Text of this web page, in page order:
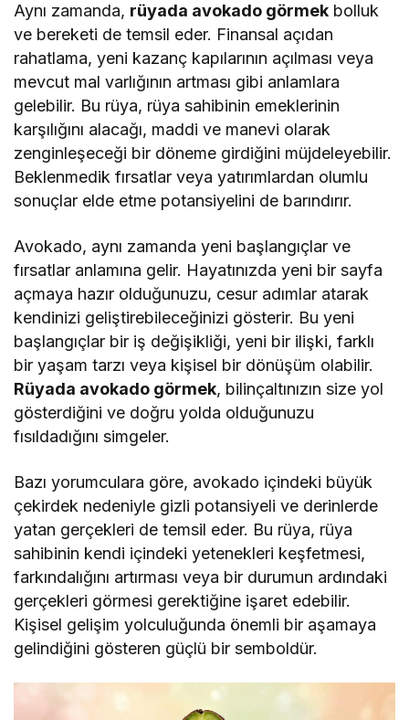
Aynı zamanda, rüyada avokado görmek bolluk
ve bereketi de temsil eder. Finansal açıdan
rahatlama, yeni kazanç kapılarının açılması veya
mevcut mal varlığının artması gibi anlamlara
gelebilir. Bu rüya, rüya sahibinin emeklerinin
karşılığını alacağı, maddi ve manevi olarak
zenginleşeceği bir döneme girdiğini müjdeleyebilir.
Beklenmedik fırsatlar veya yatırımlardan olumlu
sonuçlar elde etme potansiyelini de barındırır.
Avokado, aynı zamanda yeni başlangıçlar ve
fırsatlar anlamına gelir. Hayatınızda yeni bir sayfa
açmaya hazır olduğunuzu, cesur adımlar atarak
kendinizi geliştirebileceğinizi gösterir. Bu yeni
başlangıçlar bir iş değişikliği, yeni bir ilişki, farklı
bir yaşam tarzı veya kişisel bir dönüşüm olabilir.
Rüyada avokado görmek, bilinçaltınızın size yol
gösterdiğini ve doğru yolda olduğunuzu
fısıldadığını simgeler.
Bazı yorumculara göre, avokado içindeki büyük
çekirdek nedeniyle gizli potansiyeli ve derinlerde
yatan gerçekleri de temsil eder. Bu rüya, rüya
sahibinin kendi içindeki yetenekleri keşfetmesi,
farkındalığını artırması veya bir durumun ardındaki
gerçekleri görmesi gerektiğine işaret edebilir.
Kişisel gelişim yolculuğunda önemli bir aşamaya
gelindiğini gösteren güçlü bir semboldür.